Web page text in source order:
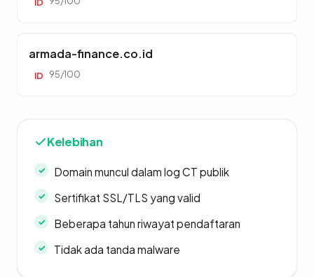
armada-finance.co.id
ID 95/100
Kelebihan
Domain muncul dalam log CT publik
Sertifikat SSL/TLS yang valid
Beberapa tahun riwayat pendaftaran
Tidak ada tanda malware